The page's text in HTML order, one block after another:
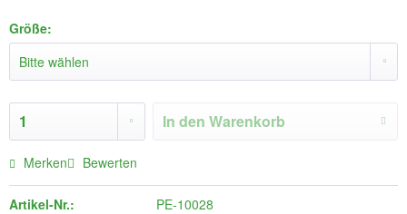
Größe:
In den Warenkorb
Merken Bewerten
Artikel-Nr.: PE-10028